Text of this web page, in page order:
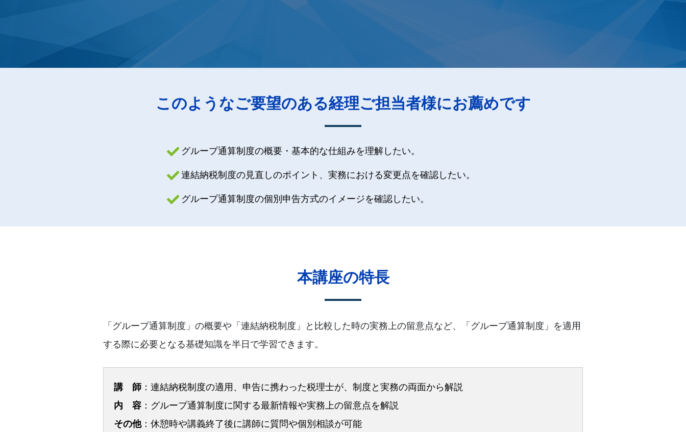
このようなご要望のある経理ご担当者様にお薦めです
グループ通算制度の概要・基本的な仕組みを理解したい。
連結納税制度の見直しのポイント、実務における変更点を確認したい。
グループ通算制度の個別申告方式のイメージを確認したい。
本講座の特長
「グループ通算制度」の概要や「連結納税制度」と比較した時の実務上の留意点など、「グループ通算制度」を適用
する際に必要となる基礎知識を半日で学習できます。
講 師 ：連結納税制度の適用、申告に携わった税理士が、制度と実務の両面から解説
内 容 ：グループ通算制度に関する最新情報や実務上の留意点を解説
その他：休憩時や講義終了後に講師に質問や個別相談が可能